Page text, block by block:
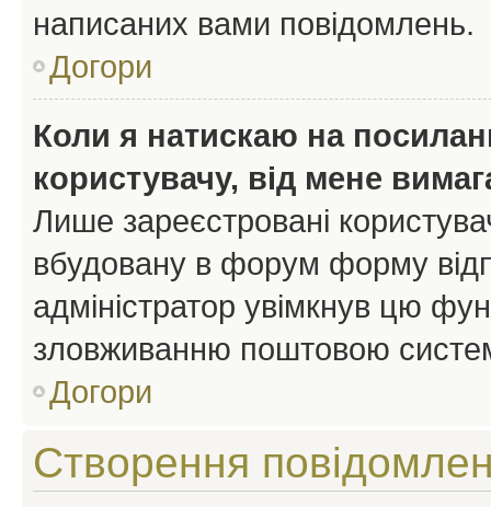
написаних вами повідомлень.
Догори
Коли я натискаю на
користувачу, від мене
Лише зареєстровані
вбудовану в форум форму
адміністратор увімкнув цю
зловживанню поштовою
Догори
Створення